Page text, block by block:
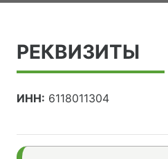
РЕКВИЗИТЫ
ИНН: 6118011304